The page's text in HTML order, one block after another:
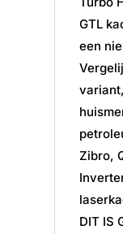
GTL
een
Zibro,
DIT IS